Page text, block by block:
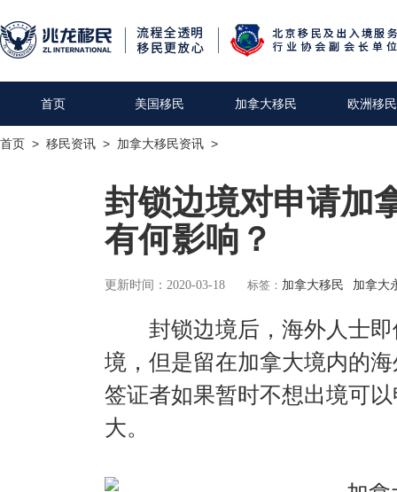
首页 美国移民 加拿大移民 欧洲移民
首页 > 移民资讯 > 加拿大移民资讯 >
封锁边境对申请加
有何影响？
更新时间：2020-03-18 标签： 加拿大移民 加拿大
封锁边境后，海外人士即
境，但是留在加拿大境内的
签证者如果暂时不想出境可
大。